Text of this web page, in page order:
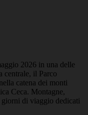
2026 in una delle
centrale, il Parco
catena dei monti
Ceca. Montagne,
giorni di viaggio dedicati